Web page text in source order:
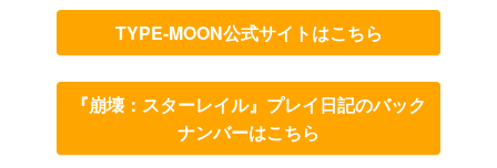
TYPE-MOON公式サイトはこちら
『崩壊：スターレイル』プレイ日記のバック
ナンバーはこちら